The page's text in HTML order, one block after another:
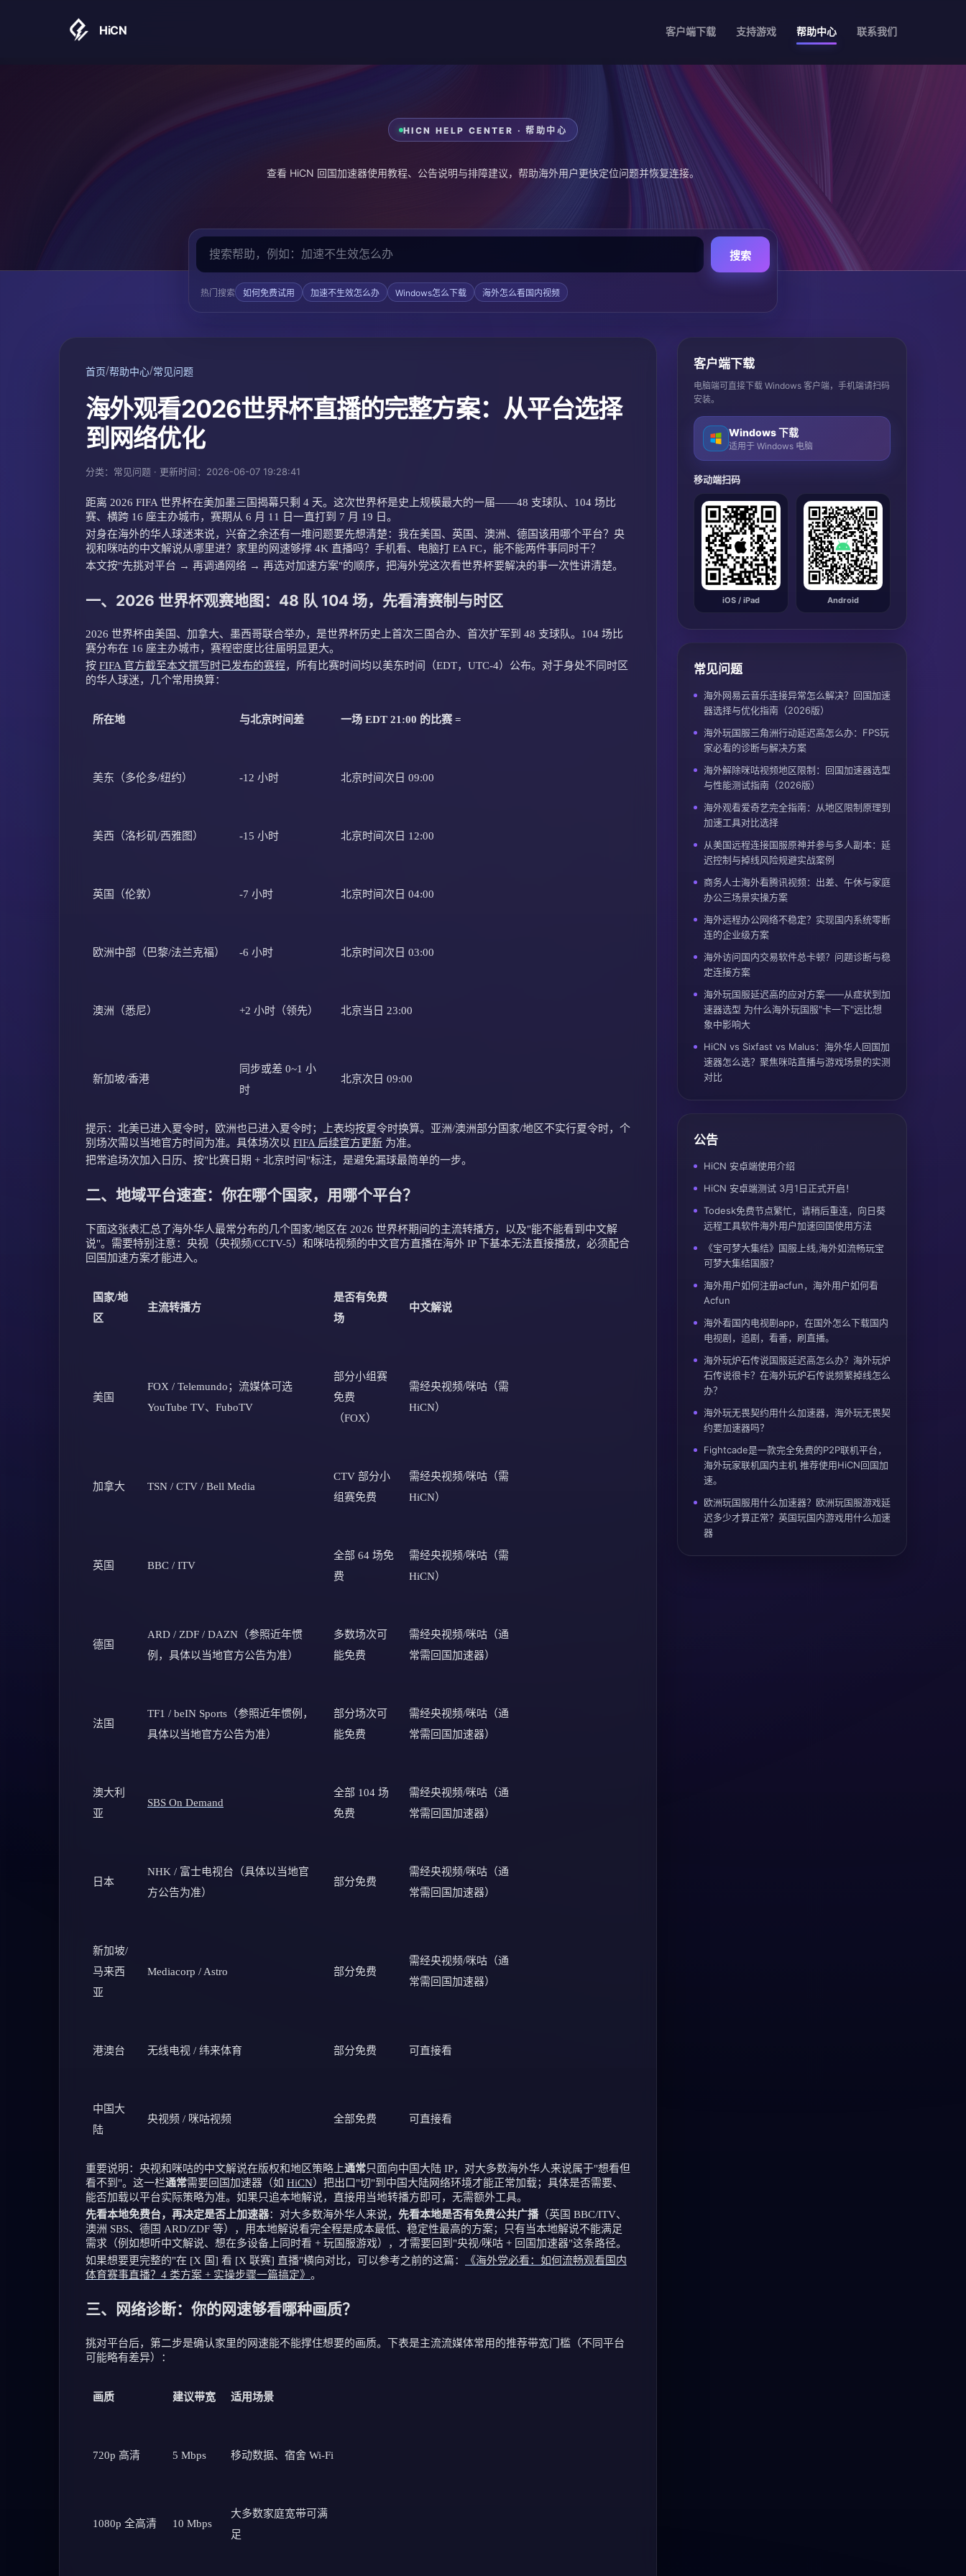
HiCN 客户端下载 支持游戏 帮助中心 联系我们
HICN HELP CENTER · 帮助中心
查看 HiCN 回国加速器使用教程、公告说明与排障建议，帮助海外用户更快定位问题并恢复连接。
搜索
热门搜索 如何免费试用 加速不生效怎么办 Windows怎么下载 海外怎么看国内视频
首页/帮助中心/常见问题
海外观看2026世界杯直播的完整方案：从平台选择
到网络优化
分类：常见问题 · 更新时间：2026-06-07 19:28:41
距离 2026 FIFA 世界杯在美加墨三国揭幕只剩 4 天。这次世界杯是史上规模最大的一届——48 支球队、104 场比
赛、横跨 16 座主办城市，赛期从 6 月 11 日一直打到 7 月 19 日。
对身在海外的华人球迷来说，兴奋之余还有一堆问题要先想清楚：我在美国、英国、澳洲、德国该用哪个平台？央
视和咪咕的中文解说从哪里进？家里的网速够撑 4K 直播吗？手机看、电脑打 EA FC，能不能两件事同时干？
本文按"先挑对平台 → 再调通网络 → 再选对加速方案"的顺序，把海外党这次看世界杯要解决的事一次性讲清楚。
一、2026 世界杯观赛地图：48 队 104 场，先看清赛制与时区
2026 世界杯由美国、加拿大、墨西哥联合举办，是世界杯历史上首次三国合办、首次扩军到 48 支球队。104 场比
赛分布在 16 座主办城市，赛程密度比往届明显更大。
按 FIFA 官方截至本文撰写时已发布的赛程，所有比赛时间均以美东时间（EDT，UTC-4）公布。对于身处不同时区
的华人球迷，几个常用换算：
所在地 与北京时间差 一场 EDT 21:00 的比赛 =
美东（多伦多/纽约） -12 小时 北京时间次日 09:00
美西（洛杉矶/西雅图） -15 小时 北京时间次日 12:00
英国（伦敦） -7 小时 北京时间次日 04:00
欧洲中部（巴黎/法兰克福） -6 小时 北京时间次日 03:00
澳洲（悉尼） +2 小时（领先） 北京当日 23:00
新加坡/香港
同步或差 0~1 小
时
北京次日 09:00
提示：北美已进入夏令时，欧洲也已进入夏令时；上表均按夏令时换算。亚洲/澳洲部分国家/地区不实行夏令时，个
别场次需以当地官方时间为准。具体场次以 FIFA 后续官方更新 为准。
把常追场次加入日历、按"比赛日期 + 北京时间"标注，是避免漏球最简单的一步。
二、地域平台速查：你在哪个国家，用哪个平台？
下面这张表汇总了海外华人最常分布的几个国家/地区在 2026 世界杯期间的主流转播方，以及"能不能看到中文解
说"。需要特别注意：央视（央视频/CCTV-5）和咪咕视频的中文官方直播在海外 IP 下基本无法直接播放，必须配合
回国加速方案才能进入。
国家/地
区
主流转播方
是否有免费
场
中文解说
美国
FOX / Telemundo；流媒体可选
YouTube TV、FuboTV
部分小组赛
免费
（FOX）
需经央视频/咪咕（需
HiCN）
加拿大 TSN / CTV / Bell Media
CTV 部分小
组赛免费
需经央视频/咪咕（需
HiCN）
英国 BBC / ITV
全部 64 场免
费
需经央视频/咪咕（需
HiCN）
德国
ARD / ZDF / DAZN（参照近年惯
例，具体以当地官方公告为准）
多数场次可
能免费
需经央视频/咪咕（通
常需回国加速器）
法国
TF1 / beIN Sports（参照近年惯例，
具体以当地官方公告为准）
部分场次可
能免费
需经央视频/咪咕（通
常需回国加速器）
澳大利
亚
SBS On Demand
全部 104 场
免费
需经央视频/咪咕（通
常需回国加速器）
日本
NHK / 富士电视台（具体以当地官
方公告为准）
部分免费
需经央视频/咪咕（通
常需回国加速器）
新加坡/
马来西
亚
Mediacorp / Astro 部分免费
需经央视频/咪咕（通
常需回国加速器）
港澳台 无线电视 / 纬来体育 部分免费 可直接看
中国大
陆
央视频 / 咪咕视频 全部免费 可直接看
重要说明：央视和咪咕的中文解说在版权和地区策略上通常只面向中国大陆 IP，对大多数海外华人来说属于"想看但
看不到"。这一栏通常需要回国加速器（如 HiCN）把出口"切"到中国大陆网络环境才能正常加载；具体是否需要、
能否加载以平台实际策略为准。如果只追本地解说，直接用当地转播方即可，无需额外工具。
先看本地免费台，再决定是否上加速器：对大多数海外华人来说， 先看本地是否有免费公共广播（英国 BBC/ITV、
澳洲 SBS、德国 ARD/ZDF 等），用本地解说看完全程是成本最低、稳定性最高的方案；只有当本地解说不能满足
需求（例如想听中文解说、想在多设备上同时看 + 玩国服游戏），才需要回到"央视/咪咕 + 回国加速器"这条路径。
如果想要更完整的"在 [X 国] 看 [X 联赛] 直播"横向对比，可以参考之前的这篇：
《海外党必看：如何流畅观看国内
体育赛事直播？4 类方案 + 实操步骤一篇搞定》 。
三、网络诊断：你的网速够看哪种画质？
挑对平台后，第二步是确认家里的网速能不能撑住想要的画质。下表是主流流媒体常用的推荐带宽门槛（不同平台
可能略有差异）：
画质 建议带宽 适用场景
720p 高清 5 Mbps 移动数据、宿舍 Wi-Fi
1080p 全高清 10 Mbps
大多数家庭宽带可满
足
客户端下载
电脑端可直接下载 Windows 客户端，手机端请扫码
安装。
Windows 下载
适用于 Windows 电脑
移动端扫码
iOS / iPad Android
常见问题
海外网易云音乐连接异常怎么解决？回国加速
器选择与优化指南（2026版）
海外玩国服三角洲行动延迟高怎么办：FPS玩
家必看的诊断与解决方案
海外解除咪咕视频地区限制：回国加速器选型
与性能测试指南（2026版）
海外观看爱奇艺完全指南：从地区限制原理到
加速工具对比选择
从美国远程连接国服原神并参与多人副本：延
迟控制与掉线风险规避实战案例
商务人士海外看腾讯视频：出差、午休与家庭
办公三场景实操方案
海外远程办公网络不稳定？实现国内系统零断
连的企业级方案
海外访问国内交易软件总卡顿？问题诊断与稳
定连接方案
海外玩国服延迟高的应对方案——从症状到加
速器选型 为什么海外玩国服"卡一下"远比想
象中影响大
HiCN vs Sixfast vs Malus：海外华人回国加
速器怎么选？聚焦咪咕直播与游戏场景的实测
对比
公告
HiCN 安卓端使用介绍
HiCN 安卓端测试 3月1日正式开启！
Todesk免费节点繁忙，请稍后重连，向日葵
远程工具软件海外用户加速回国使用方法
《宝可梦大集结》国服上线,海外如流畅玩宝
可梦大集结国服？
海外用户如何注册acfun，海外用户如何看
Acfun
海外看国内电视剧app，在国外怎么下载国内
电视剧，追剧，看番，刷直播。
海外玩炉石传说国服延迟高怎么办？海外玩炉
石传说很卡？在海外玩炉石传说频繁掉线怎么
办？
海外玩无畏契约用什么加速器，海外玩无畏契
约要加速器吗？
Fightcade是一款完全免费的P2P联机平台，
海外玩家联机国内主机 推荐使用HiCN回国加
速。
欧洲玩国服用什么加速器？欧洲玩国服游戏延
迟多少才算正常？英国玩国内游戏用什么加速
器